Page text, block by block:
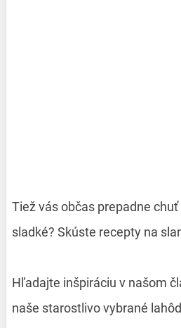
Tiež vás občas prepadne
sladké? Skúste recepty na
Hľadajte inšpiráciu v našom
naše starostlivo vybrané